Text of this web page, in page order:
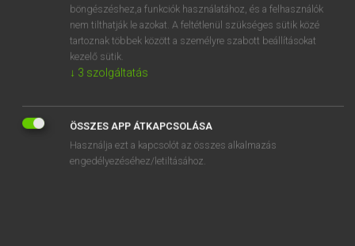
MICROSOFT OFFICE BŐVÍTMÉNY
BEÉPÜLŐ SZÓTÁRMODUL
ONLINE NYELVVIZSGA
böngészéshez,a funkciók használatához, és a felhasználók
nem tilthatják le azokat. A feltétlenül szükséges sütik közé
tartoznak többek között a személyre szabott beállításokat
kezelő sütik.
↓ 3 szolgáltatás
ÖSSZES APP ÁTKAPCSOLÁSA
Használja ezt a kapcsolót az összes alkalmazás
engedélyezéséhez/letiltásához.